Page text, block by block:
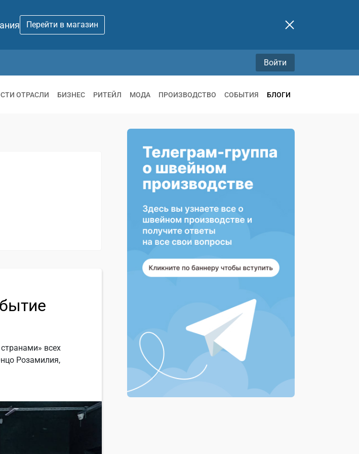
Перейти в магазин
Войти
ОТРАСЛИ БИЗНЕС РИТЕЙЛ МОДА ПРОИЗВОДСТВО СОБЫТИЯ БЛОГИ
всех
Розамилия,